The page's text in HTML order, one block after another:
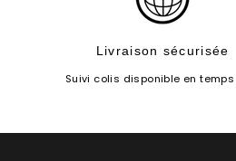
Livraison sécurisée
Suivi colis disponible en temps